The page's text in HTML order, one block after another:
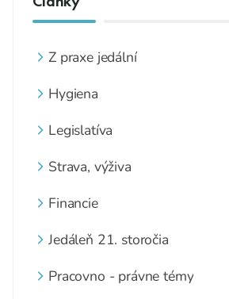
Z praxe jedální
Hygiena
Legislatíva
Strava, výživa
Financie
Jedáleň 21. storočia
Pracovno - právne témy